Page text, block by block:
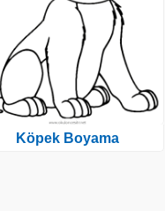
Köpek Boyama